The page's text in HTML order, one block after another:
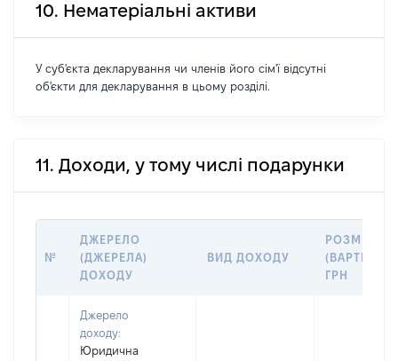
10. Нематеріальні активи
У суб'єкта декларування чи членів його сім'ї відсутні
об'єкти для декларування в цьому розділі.
11. Доходи, у тому числі подарунки
№
ДЖЕРЕЛО
(ДЖЕРЕЛА)
ДОХОДУ
ВИД ДОХОДУ
РОЗМІР
(ВАРТІСТЬ),
ГРН
Джерело
доходу:
Юридична